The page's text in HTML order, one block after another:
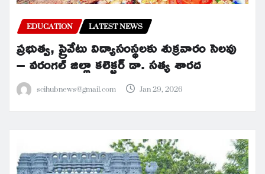
EDUCATION LATEST NEWS
ప్రభుత్వ, ప్రైవేటు విద్యాసంస్థలకు శుక్రవారం సెలవు
– వరంగల్ జిల్లా కలెక్టర్ డా. సత్య శారద
scihubnews@gmail.com Jan 29, 2026